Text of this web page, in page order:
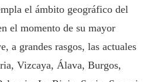
el ámbito geográfico del
el momento de su mayor
a grandes rasgos, las actuales
Vizcaya, Álava, Burgos,